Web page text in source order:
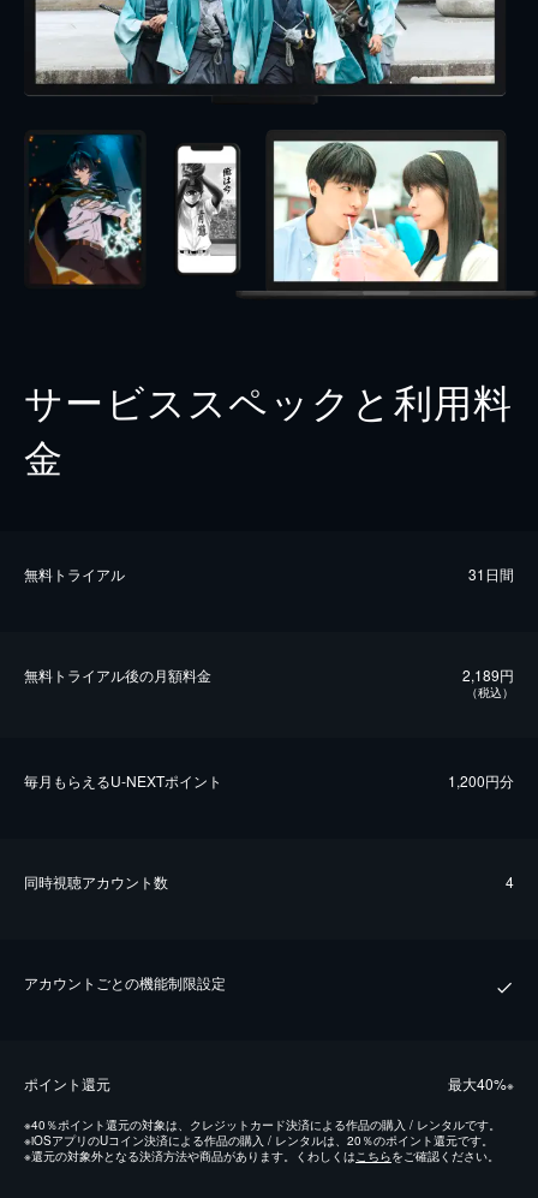
サービススペックと利用料
金
無料トライアル 31日間
無料トライアル後の⽉額料金 2,189円
（税込）
毎⽉もらえるU-NEXTポイント 1,200円分
同時視聴アカウント数 4
アカウントごとの機能制限設定
ポイント還元 最⼤40%※
※40％ポイント還元の対象は、クレジットカード決済による作品の購入 / レンタルです。
※iOSアプリのUコイン決済による作品の購入 / レンタルは、20％のポイント還元です。
※還元の対象外となる決済方法や商品があります。くわしくは こちらをご確認ください。